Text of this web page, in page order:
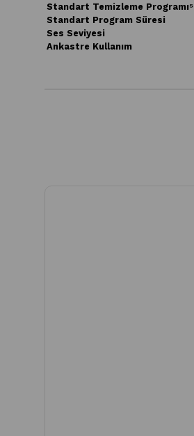
Standart Temizleme Programı⁵
Standart Program Süresi
Ses Seviyesi
Ankastre Kullanım